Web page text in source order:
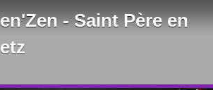
- Saint Père en
cookies